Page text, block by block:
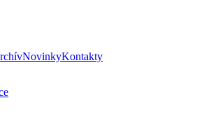
NovinkyKontakty